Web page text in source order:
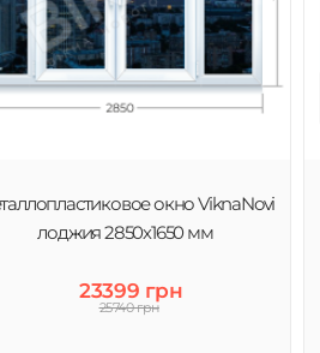
окно ViknaNovi
лоджия 2850х1650 мм
23399 грн
25740 грн